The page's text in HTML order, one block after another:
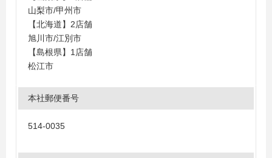
山梨市/甲州市
【北海道】2店舗
旭川市/江別市
【島根県】1店舗
松江市
本社郵便番号
514-0035